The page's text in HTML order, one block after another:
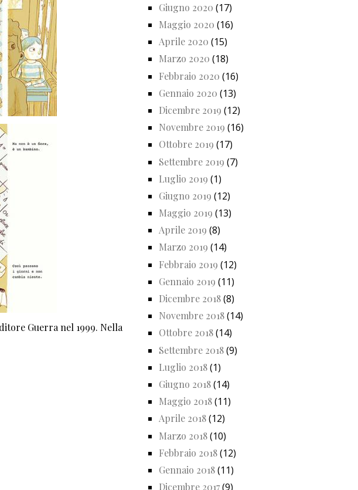
Guerra nel 1999. Nella
Giugno 2020 (17)
Maggio 2020 (16)
Aprile 2020 (15)
Marzo 2020 (18)
Febbraio 2020 (16)
Gennaio 2020 (13)
Dicembre 2019 (12)
Novembre 2019 (16)
Ottobre 2019 (17)
Settembre 2019 (7)
Luglio 2019 (1)
Giugno 2019 (12)
Maggio 2019 (13)
Aprile 2019 (8)
Marzo 2019 (14)
Febbraio 2019 (12)
Gennaio 2019 (11)
Dicembre 2018(8)
Novembre 2018(14)
Ottobre 2018(14)
Settembre 2018(9)
Luglio 2018(1)
Giugno 2018(14)
Maggio 2018(11)
Aprile 2018(12)
Marzo 2018(10)
Febbraio 2018(12)
Gennaio 2018(11)
Dicembre 2017(9)